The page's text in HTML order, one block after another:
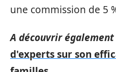
une commission de 5
A découvrir également
d'experts sur son